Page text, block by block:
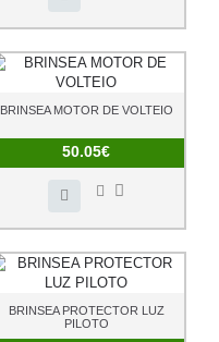
BRINSEA MOTOR DE VOLTEIO
50.05€
BRINSEA PROTECTOR LUZ
PILOTO